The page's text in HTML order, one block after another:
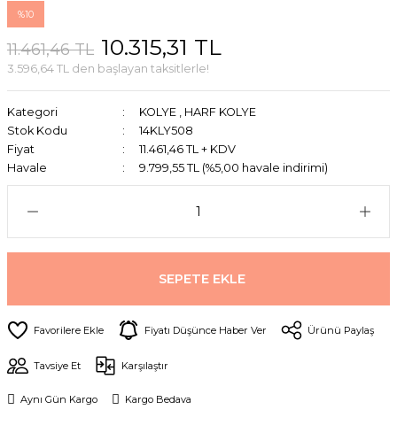
%10
11.461,46 TL 10.315,31 TL
3.596,64 TL den başlayan taksitlerle!
Kategori KOLYE , HARF KOLYE
Stok Kodu
14KLY508
Fiyat
11.461,46 TL + KDV
Havale
9.799,55 TL (%5,00 havale indirimi)
SEPETE EKLE
Fiyatı Düşünce Haber Ver Ürünü Paylaş
Tavsiye Et Karşılaştır
Aynı Gün Kargo Kargo Bedava